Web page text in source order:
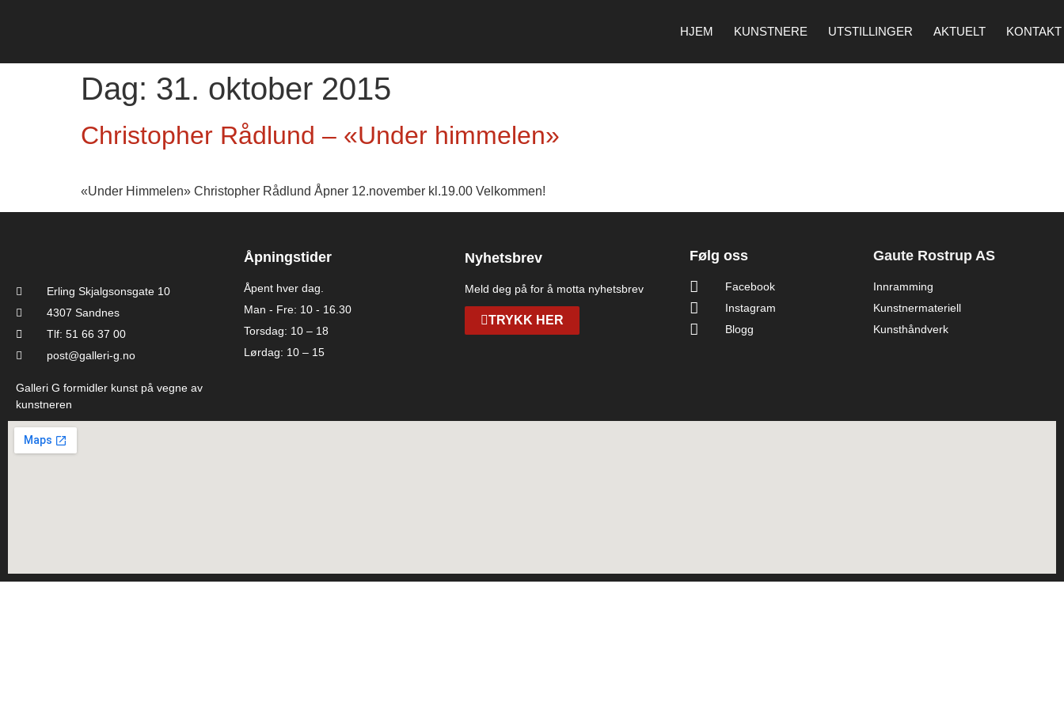
HJEM KUNSTNERE UTSTILLINGER AKTUELT KONTAKT
Dag: 31. oktober 2015
Christopher Rådlund – «Under himmelen»
«Under Himmelen» Christopher Rådlund Åpner 12.november kl.19.00 Velkommen!
Erling Skjalgsonsgate 10
4307 Sandnes
Tlf: 51 66 37 00
post@galleri-g.no
Galleri G formidler kunst på vegne av
kunstneren
Åpningstider
Åpent hver dag.
Man - Fre: 10 - 16.30
Torsdag: 10 – 18
Lørdag: 10 – 15
Nyhetsbrev
Meld deg på for å motta nyhetsbrev
TRYKK HER
Følg oss
Facebook
Instagram
Blogg
Gaute Rostrup AS
Innramming
Kunstnermateriell
Kunsthåndverk